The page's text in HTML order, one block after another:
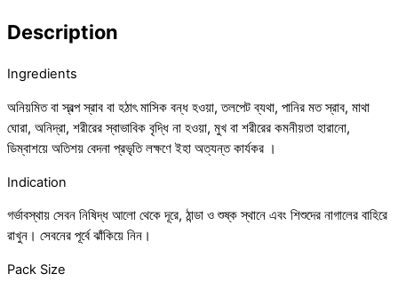
Description
Ingredients
অনিয়মিত বা স্বল্প স্রাব বা হঠাৎ মাসিক বন্ধ হওয়া, তলপেট ব্যথা, পানির মত স্রাব, মাথা
ঘোরা, অনিদ্রা, শরীরের স্বাভাবিক বৃদ্ধি না হওয়া, মুখ বা শরীরের কমনীয়তা হারানো,
ডিম্বাশয়ে অতিশয় বেদনা প্রভৃতি লক্ষণে ইহা অত্যন্ত কার্যকর ।
Indication
গর্ভাবস্থায় সেবন নিষিদ্ধ আলো থেকে দূরে, ঠান্ডা ও শুষ্ক স্থানে এবং শিশুদের নাগালের বাহিরে
রাখুন। সেবনের পূর্বে ঝাঁকিয়ে নিন।
Pack Size